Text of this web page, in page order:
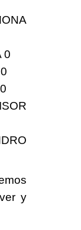
0
y